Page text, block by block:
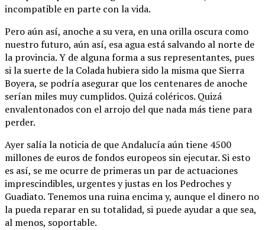
incompatible en parte con la vida.
Pero aún así, anoche a su vera, en una orilla oscura como
nuestro futuro, aún así, esa agua está salvando al norte de
la provincia. Y de alguna forma a sus representantes, pues
si la suerte de la Colada hubiera sido la misma que Sierra
Boyera, se podría asegurar que los centenares de anoche
serían miles muy cumplidos. Quizá coléricos. Quizá
envalentonados con el arrojo del que nada más tiene para
perder.
Ayer salía la noticia de que Andalucía aún tiene 4500
millones de euros de fondos europeos sin ejecutar. Si esto
es así, se me ocurre de primeras un par de actuaciones
imprescindibles, urgentes y justas en los Pedroches y
Guadiato. Tenemos una ruina encima y, aunque el dinero no
la pueda reparar en su totalidad, si puede ayudar a que sea,
al menos, soportable.